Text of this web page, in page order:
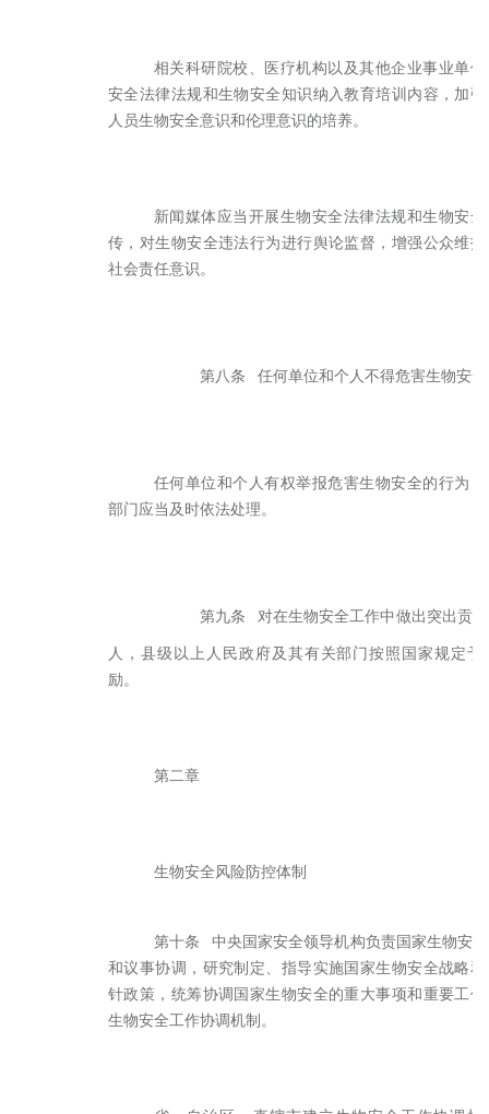
相关科研院校、医疗机构以及其他企业事业单
安全法律法规和生物安全知识纳入教育培训内容，加
人员生物安全意识和伦理意识的培养。
新闻媒体应当开展生物安全法律法规和生物安
传，对生物安全违法行为进行舆论监督，增强公众维
社会责任意识。
第八条 任何单位和个人不得危害生物安
任何单位和个人有权举报危害生物安全的行为
部门应当及时依法处理。
第九条 对在生物安全工作中做出突出贡
人，县级以上人民政府及其有关部门按照国家规定予
励。
第二章
生物安全风险防控体制
第十条 中央国家安全领导机构负责国家生物安
和议事协调，研究制定、指导实施国家生物安全战略
针政策，统筹协调国家生物安全的重大事项和重要工
生物安全工作协调机制。